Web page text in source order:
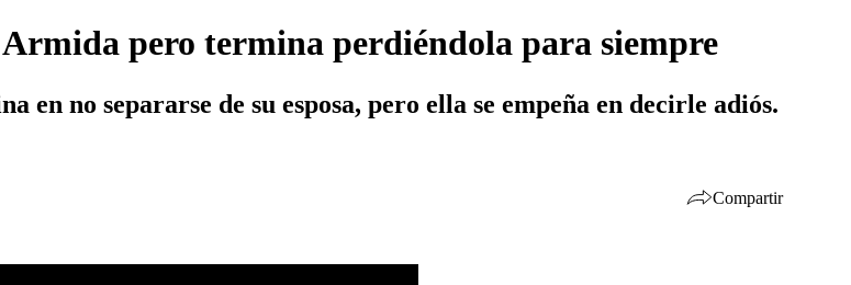
pero termina perdiéndola para siempre
en no separarse de su esposa, pero ella se empeña en decirle adiós.
Compartir